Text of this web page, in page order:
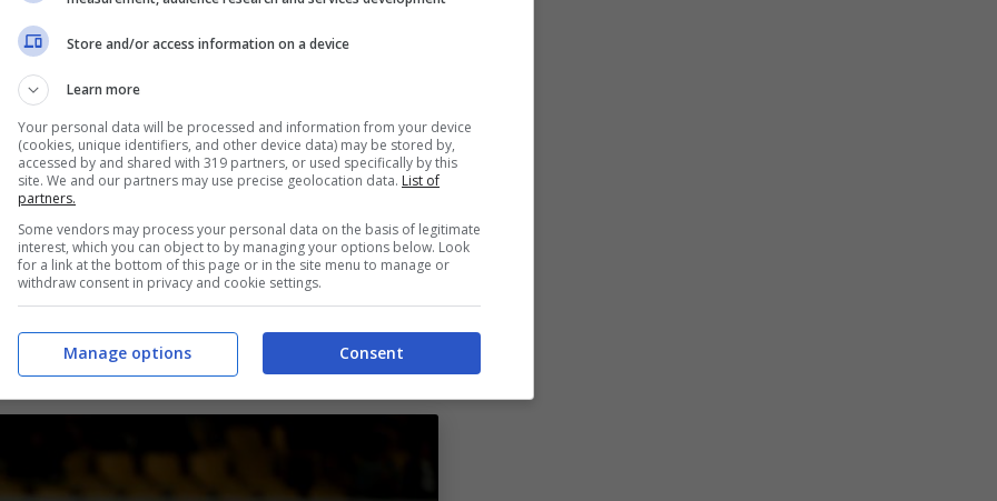
Friburgo? L’inglese insidia
sera è dunque quello tra JonathanRowee
partire dal primo minuto e insidia seriamente
appare leggermente favorito. Non è da
con la presenza dell’inglese nell’undici
partirebbe titolare dal primo minuto
comunque giocarsi il posto con Benjamin
Store and/or access information on a device
Learn more
Your personal data will be processed and information from your device
(cookies, unique identifiers, and other device data) may be stored by,
accessed by and shared with 319 partners, or used specifically by this
site. We and our partners may use precise geolocation data. List of
partners.
Some vendors may process your personal data on the basis of legitimate
interest, which you can object to by managing your options below. Look
for a link at the bottom of this page or in the site menu to manage or
withdraw consent in privacy and cookie settings.
Consent
Manage options